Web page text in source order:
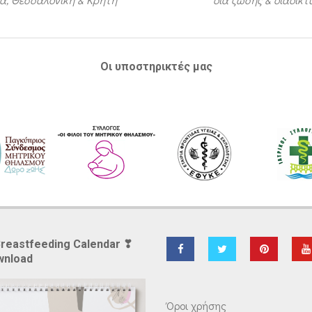
Οι υποστηρικτές μας
Calendar ❣
Όροι χρήσης